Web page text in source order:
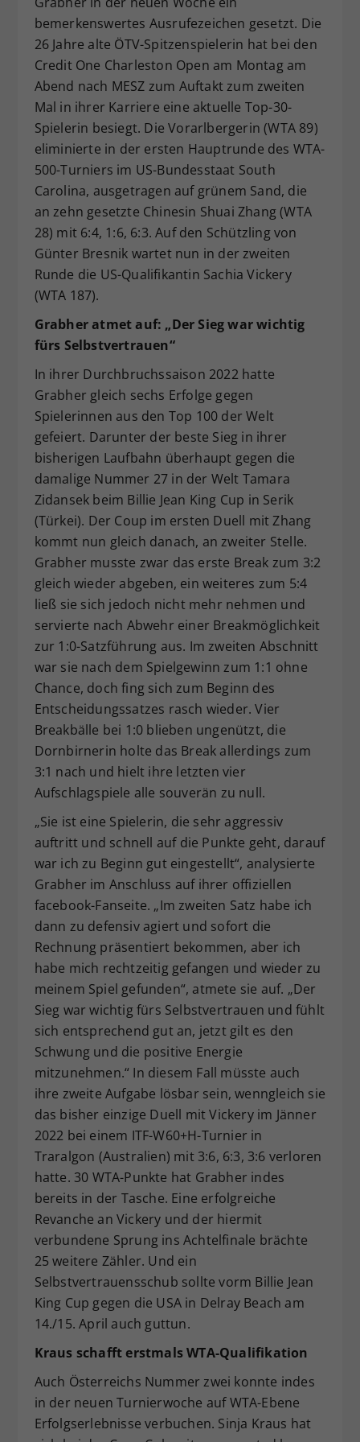
bemerkenswertes Ausrufezeichen gesetzt. Die
26 Jahre alte ÖTV-Spitzenspielerin hat bei den
Credit One Charleston Open am Montag am
Abend nach MESZ zum Auftakt zum zweiten
Mal in ihrer Karriere eine aktuelle Top-30-
Spielerin besiegt. Die Vorarlbergerin (WTA 89)
eliminierte in der ersten Hauptrunde des WTA-
500-Turniers im US-Bundesstaat South
Carolina, ausgetragen auf grünem Sand, die
an zehn gesetzte Chinesin Shuai Zhang (WTA
28) mit 6:4, 1:6, 6:3. Auf den Schützling von
Günter Bresnik wartet nun in der zweiten
Runde die US-Qualifikantin Sachia Vickery
(WTA 187).
Grabher atmet auf: „Der Sieg war wichtig
fürs Selbstvertrauen“
In ihrer Durchbruchssaison 2022 hatte
Grabher gleich sechs Erfolge gegen
Spielerinnen aus den Top 100 der Welt
gefeiert. Darunter der beste Sieg in ihrer
bisherigen Laufbahn überhaupt gegen die
damalige Nummer 27 in der Welt Tamara
Zidansek beim Billie Jean King Cup in Serik
(Türkei). Der Coup im ersten Duell mit Zhang
kommt nun gleich danach, an zweiter Stelle.
Grabher musste zwar das erste Break zum 3:2
gleich wieder abgeben, ein weiteres zum 5:4
ließ sie sich jedoch nicht mehr nehmen und
servierte nach Abwehr einer Breakmöglichkeit
zur 1:0-Satzführung aus. Im zweiten Abschnitt
war sie nach dem Spielgewinn zum 1:1 ohne
Chance, doch fing sich zum Beginn des
Entscheidungssatzes rasch wieder. Vier
Breakbälle bei 1:0 blieben ungenützt, die
Dornbirnerin holte das Break allerdings zum
3:1 nach und hielt ihre letzten vier
Aufschlagspiele alle souverän zu null.
„Sie ist eine Spielerin, die sehr aggressiv
auftritt und schnell auf die Punkte geht, darauf
war ich zu Beginn gut eingestellt“, analysierte
Grabher im Anschluss auf ihrer offiziellen
facebook-Fanseite. „Im zweiten Satz habe ich
dann zu defensiv agiert und sofort die
Rechnung präsentiert bekommen, aber ich
habe mich rechtzeitig gefangen und wieder zu
meinem Spiel gefunden“, atmete sie auf. „Der
Sieg war wichtig fürs Selbstvertrauen und fühlt
sich entsprechend gut an, jetzt gilt es den
Schwung und die positive Energie
mitzunehmen.“ In diesem Fall müsste auch
ihre zweite Aufgabe lösbar sein, wenngleich sie
das bisher einzige Duell mit Vickery im Jänner
2022 bei einem ITF-W60+H-Turnier in
Traralgon (Australien) mit 3:6, 6:3, 3:6 verloren
hatte. 30 WTA-Punkte hat Grabher indes
bereits in der Tasche. Eine erfolgreiche
Revanche an Vickery und der hiermit
verbundene Sprung ins Achtelfinale brächte
25 weitere Zähler. Und ein
Selbstvertrauensschub sollte vorm Billie Jean
King Cup gegen die USA in Delray Beach am
14./15. April auch guttun.
Kraus schafft erstmals WTA-Qualifikation
Auch Österreichs Nummer zwei konnte indes
in der neuen Turnierwoche auf WTA-Ebene
Erfolgserlebnisse verbuchen. Sinja Kraus hat
Zweck
Dieser Wert speichert Ihre Consent-
Einstellungen. Unter anderem eine
zufällig generierte ID, für die
historische Speicherung Ihrer
vorgenommen Einstellungen, falls der
Webseiten-Betreiber dies eingestellt
hat.